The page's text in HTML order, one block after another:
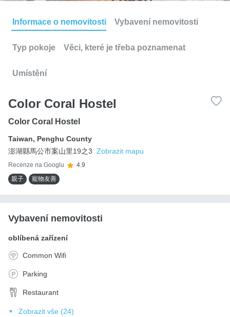
Informace o nemovitosti Vybavení nemovitosti
Typ pokoje Věci, které je třeba poznamenat
Umístění
Color Coral Hostel
Color Coral Hostel
Taiwan, Penghu County
澎湖縣馬公市案山里19之3 Zobrazit mapu
Recenze na Googlu
4.9
親子
寵物友善
Vybavení nemovitosti
oblíbená zařízení
Common Wifi
Parking
Restaurant
Zobrazit vše (24)